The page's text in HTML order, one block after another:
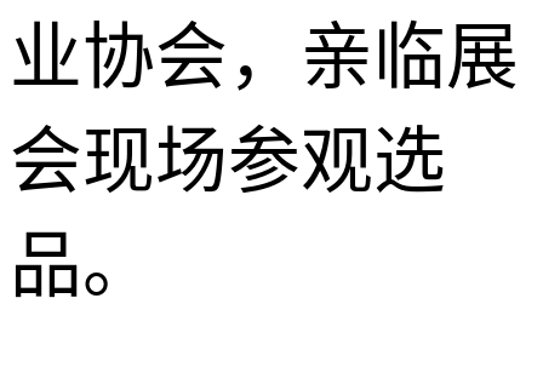
业协会，亲临展
会现场参观选
品。